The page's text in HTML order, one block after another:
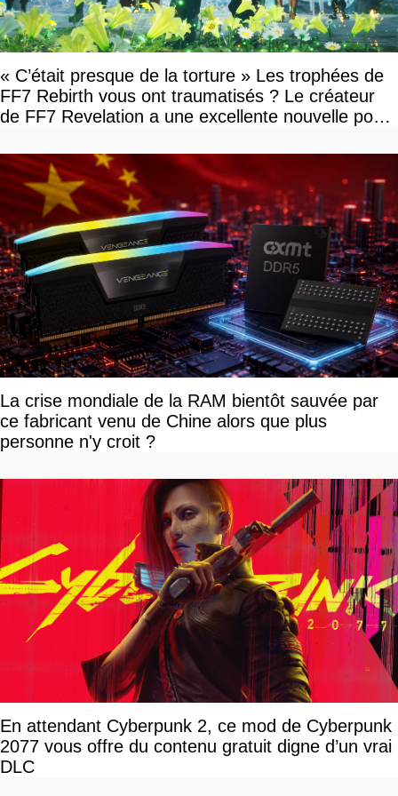
« C’était presque de la torture » Les trophées de
FF7 Rebirth vous ont traumatisés ? Le créateur
de FF7 Revelation a une excellente nouvelle pour
La crise mondiale de la RAM bientôt sauvée par
ce fabricant venu de Chine alors que plus
personne n'y croit ?
En attendant Cyberpunk 2, ce mod de Cyberpunk
2077 vous offre du contenu gratuit digne d’un vrai
DLC